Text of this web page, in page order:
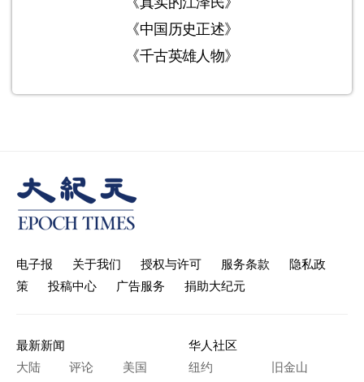
《中国历史正述》
《千古英雄人物》
电子报 关于我们 授权与许可 服务条款
隐私政
策
投稿中心 广告服务 捐助大纪元
最新新闻
大陆
评论
美国
华人社区
纽约
旧金山